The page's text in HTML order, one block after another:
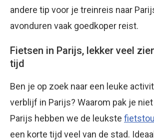
andere tip voor je treinreis naar
avonduren vaak goedkoper reist.
Fietsen in Parijs, lekker veel
tijd
Ben je op zoek naar een leuke
verblijf in Parijs? Waarom pak je
Parijs hebben we de leukste
een korte tijd veel van de stad.